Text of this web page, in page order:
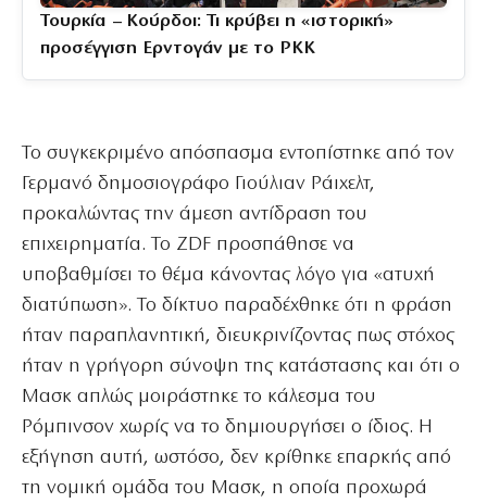
Τουρκία – Κούρδοι: Τι κρύβει η «ιστορική»
προσέγγιση Ερντογάν με το PKK
Το συγκεκριμένο απόσπασμα εντοπίστηκε από τον
Γερμανό δημοσιογράφο Γιούλιαν Ράιχελτ,
προκαλώντας την άμεση αντίδραση του
επιχειρηματία. Το ZDF προσπάθησε να
υποβαθμίσει το θέμα κάνοντας λόγο για «ατυχή
διατύπωση». Το δίκτυο παραδέχθηκε ότι η φράση
ήταν παραπλανητική, διευκρινίζοντας πως στόχος
ήταν η γρήγορη σύνοψη της κατάστασης και ότι ο
Μασκ απλώς μοιράστηκε το κάλεσμα του
Ρόμπινσον χωρίς να το δημιουργήσει ο ίδιος. Η
εξήγηση αυτή, ωστόσο, δεν κρίθηκε επαρκής από
τη νομική ομάδα του Μασκ, η οποία προχωρά